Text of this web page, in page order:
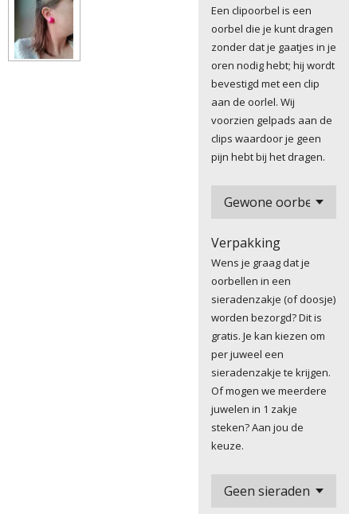
Een clipoorbel is een
oorbel die je kunt dragen
zonder dat je gaatjes in je
oren nodig hebt; hij wordt
bevestigd met een clip
aan de oorlel. Wij
voorzien gelpads aan de
clips waardoor je geen
pijn hebt bij het dragen.
Verpakking
Wens je graag dat je
oorbellen in een
sieradenzakje (of doosje)
worden bezorgd? Dit is
gratis. Je kan kiezen om
per juweel een
sieradenzakje te krijgen.
Of mogen we meerdere
juwelen in 1 zakje
steken? Aan jou de
keuze.